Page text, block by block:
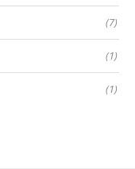
(7)
(1)
(1)